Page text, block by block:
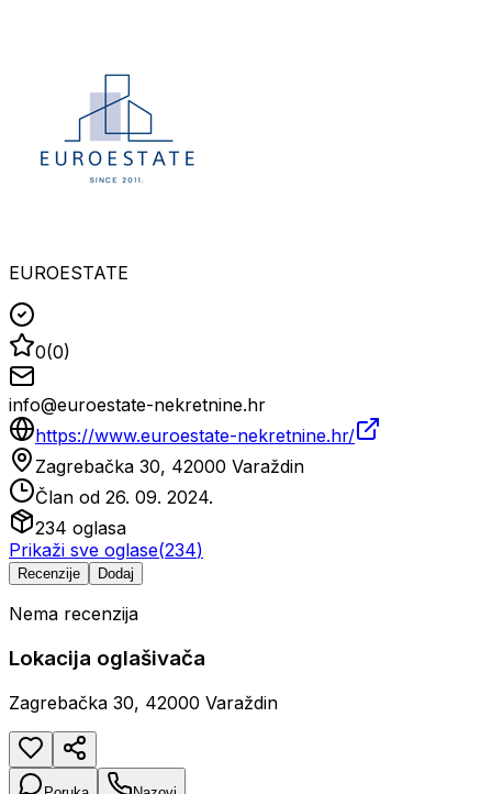
EUROESTATE
0(0)
info@euroestate-nekretnine.hr
https://www.euroestate-nekretnine.hr/
Zagrebačka 30, 42000 Varaždin
Član od 26. 09. 2024.
234 oglasa
Prikaži sve oglase(234)
Recenzije Dodaj
Nema recenzija
Lokacija oglašivača
Zagrebačka 30, 42000 Varaždin